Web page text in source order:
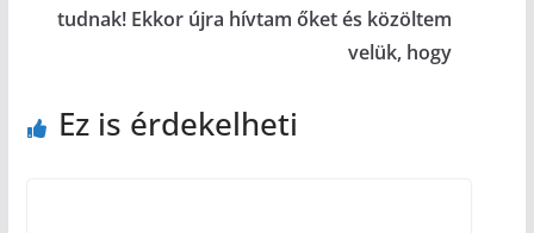
tudnak! Ekkor újra hívtam őket és közöltem
velük, hogy
Ez is érdekelheti